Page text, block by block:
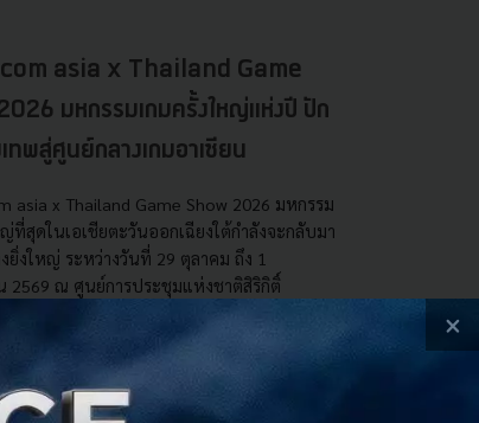
asia x Thailand Game
มหกรรมเกมครั้งใหญ่แห่งปี ปัก
ทพสู่ศูนย์กลางเกมอาเซียน
asia x Thailand Game Show 2026 มหกรรม
ที่สุดในเอเชียตะวันออกเฉียงใต้กำลังจะกลับมา
ยิ่งใหญ่ ระหว่างวันที่ 29 ตุลาคม ถึง 1
2569 ณ ศูนย์การประชุมแห่งชาติสิริกิติ์
Techsauce Team
gamescom-asia มหกรรมเกมระดับโลก
×